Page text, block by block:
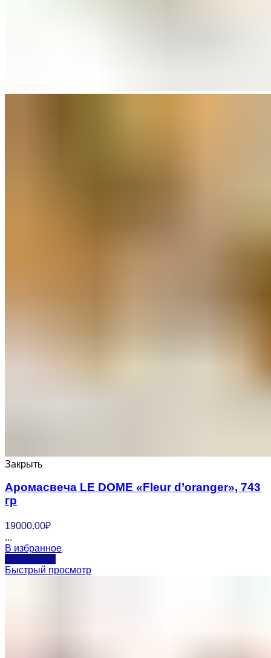
Закрыть
Аромасвеча LE DOME «Fleur d’oranger», 743
гр
19000.00₽
...
В избранное
Подробнее
Быстрый просмотр